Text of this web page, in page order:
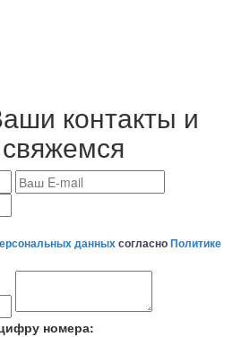
контакты и
данныхсогласноПолитике
номера: